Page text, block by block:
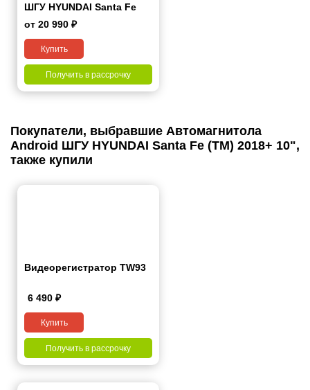
ШГУ HYUNDAI Santa Fe
(TM) 2018+ 10"
от 20 990 ₽
Купить
Получить в рассрочку
Покупатели, выбравшие Автомагнитола
Android ШГУ HYUNDAI Santa Fe (TM) 2018+ 10",
также купили
Видеорегистратор TW93
6 490 ₽
Купить
Получить в рассрочку